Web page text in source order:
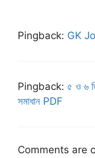
Pingback: GK
Pingback: ৫ ও ৬
সমাধান PDF
Comments are